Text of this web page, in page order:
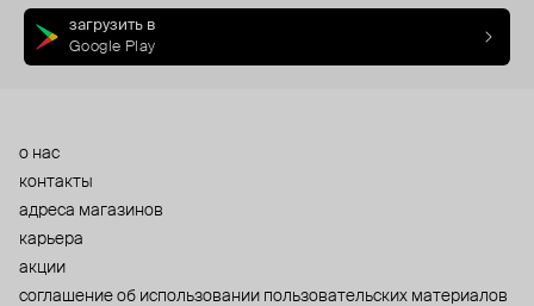
загрузить в
Google Play
о нас
контакты
адреса магазинов
карьера
акции
cоглашение об использовании пользовательских материалов